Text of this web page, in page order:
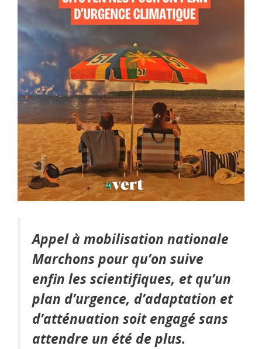
Appel à mobilisation nationale
Marchons pour qu’on suive
enfin les scientifiques, et qu’un
plan d’urgence, d’adaptation et
d’atténuation soit engagé sans
attendre un été de plus.